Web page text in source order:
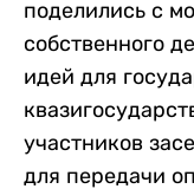
поделились с
собственного
идей для
участников
для передачи